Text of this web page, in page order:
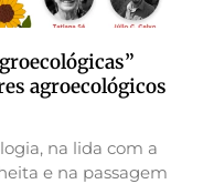
agroecológicos
na lida com a
e na passagem